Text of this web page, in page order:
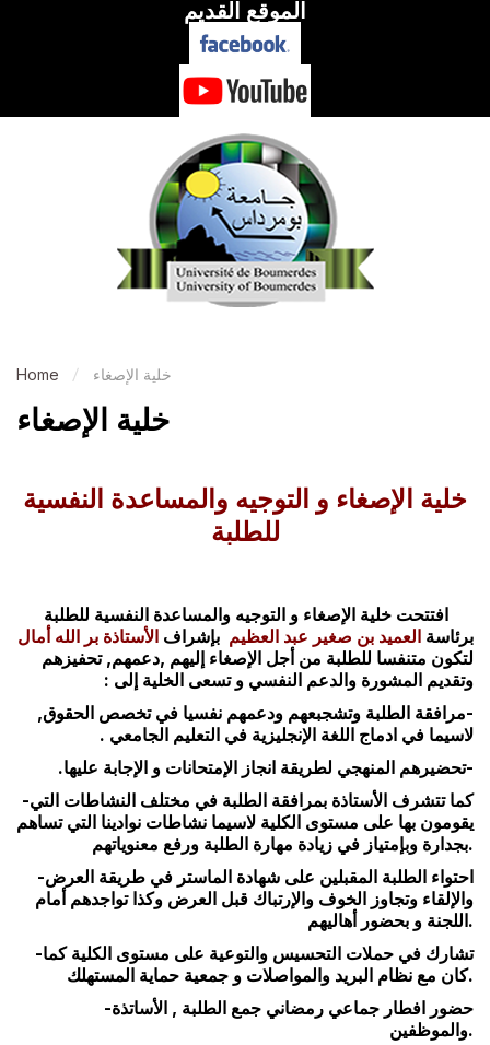
الموقع القديم
Home خلية الإصغاء
خلية الإصغاء
خلية الإصغاء و التوجيه والمساعدة النفسية
للطلبة
افتتحت خلية الإصغاء و التوجيه والمساعدة النفسية للطلبة
برئاسة العميد بن صغير عبد العظيم بإشراف الأستاذة بر الله أمال
لتكون متنفسا للطلبة من أجل الإصغاء إليهم ,دعمهم, تحفيزهم
وتقديم المشورة والدعم النفسي وتسعى الخلية إلى :
-مرافقة الطلبة وتشجبعهم ودعمهم نفسيا في تخصص الحقوق,
لاسيما في ادماج اللغة الإنجليزية في التعليم الجامعي .
-تحضيرهم المنهجي لطريقة انجاز الإمتحانات و الإجابة عليها.
-كما تتشرف الأستاذة بمرافقة الطلبة في مختلف النشاطات التي
يقومون بها على مستوى الكلية لاسيما نشاطات نوادينا التي تساهم
بجدارة وبإمتياز في زيادة مهارة الطلبة ورفع معنوياتهم.
-احتواء الطلبة المقبلين على شهادة الماستر في طريقة العرض
والإلقاء وتجاوز الخوف والإرتباك قبل العرض وكذا تواجدهم أمام
اللجنة و بحضور أهاليهم.
-تشارك في حملات التحسيس والتوعية على مستوى الكلية كما
كان مع نظام البريد والمواصلات و جمعية حماية المستهلك.
-حضور افطار جماعي رمضاني جمع الطلبة , الأساتذة
والموظفين.